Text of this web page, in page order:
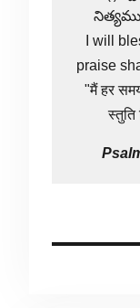
I will
praise
"मैं हर
स्तुति